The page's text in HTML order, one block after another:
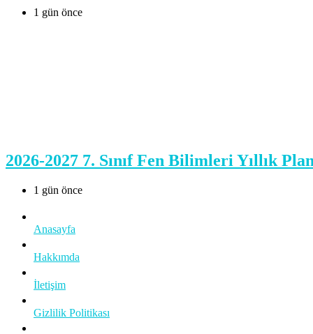
1 gün önce
2026-2027 7. Sınıf Fen Bilimleri Yıllık
1 gün önce
Anasayfa
Hakkımda
İletişim
Gizlilik Politikası